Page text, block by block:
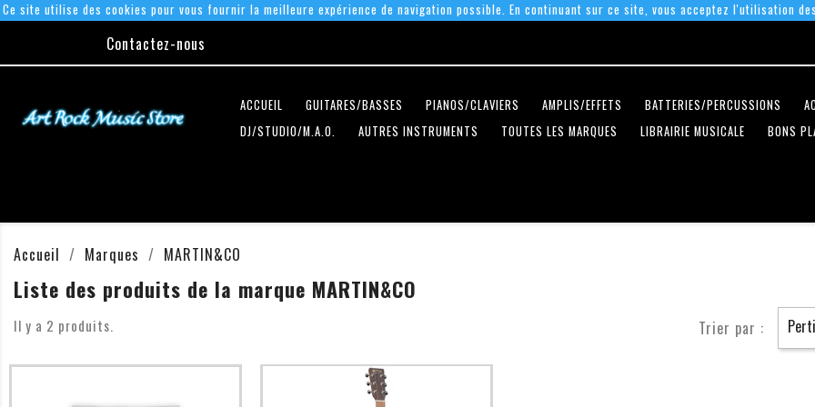
Ce site utilise des cookies pour vous fournir la meilleure expérience de navigation possible. En continuant sur ce site, vous acceptez l'utilisation
Contactez-nous
ACCUEIL GUITARES/BASSES PIANOS/CLAVIERS AMPLIS/EFFETS BATTERIES/PERCUSSIONS
DJ/STUDIO/M.A.O.
AUTRES INSTRUMENTS TOUTES LES MARQUES LIBRAIRIE MUSICALE BONS
Accueil Marques MARTIN&CO
Liste des produits de la marque MARTIN&CO
Il y a 2 produits. Trier par :